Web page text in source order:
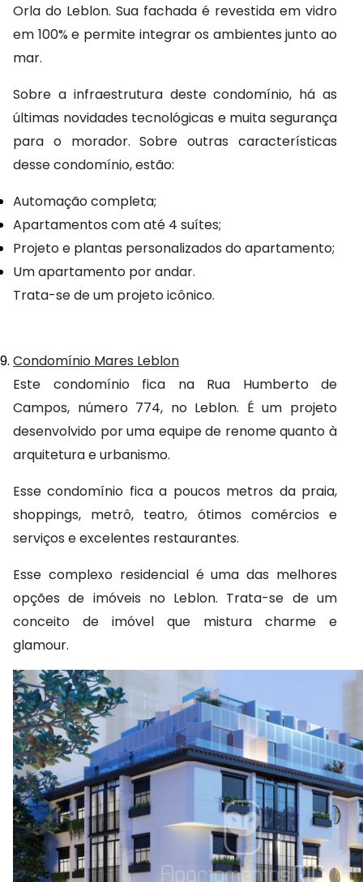
Orla do Leblon. Sua fachada é revestida em vidro
em 100% e permite integrar os ambientes junto ao
mar.
Sobre a infraestrutura deste condomínio, há as
últimas novidades tecnológicas e muita segurança
para o morador. Sobre outras características
desse condomínio, estão:
Automação completa;
Apartamentos com até 4 suítes;
Projeto e plantas personalizados do apartamento;
Um apartamento por andar.
Trata-se de um projeto icônico.
Condomínio Mares Leblon
Este condomínio fica na Rua Humberto de
Campos, número 774, no Leblon. É um projeto
desenvolvido por uma equipe de renome quanto à
arquitetura e urbanismo.
Esse condomínio fica a poucos metros da praia,
shoppings, metrô, teatro, ótimos comércios e
serviços e excelentes restaurantes.
Esse complexo residencial é uma das melhores
opções de imóveis no Leblon. Trata-se de um
conceito de imóvel que mistura charme e
glamour.